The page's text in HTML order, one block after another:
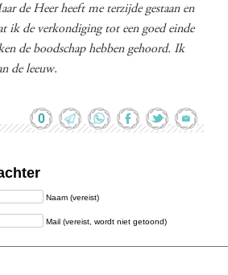
de Heer heeft me terzijde gestaan en
ik de verkondiging tot een goed einde
de boodschap hebben gehoord. Ik
de leeuw.
0
Naam (vereist)
Mail (vereist, wordt niet getoond)